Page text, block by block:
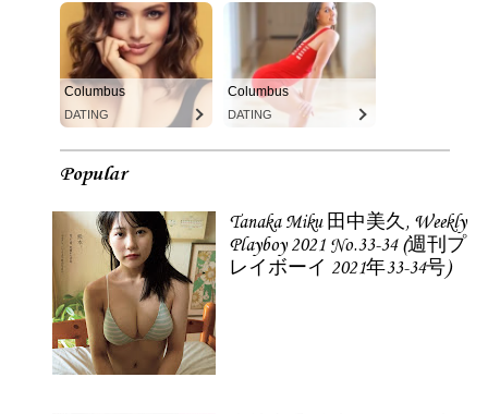
Columbus
DATING
Columbus
DATING
Popular
Tanaka Miku 田中美久, Weekly
Playboy 2021 No.33-34 (週刊プ
レイボーイ 2021年33-34号)